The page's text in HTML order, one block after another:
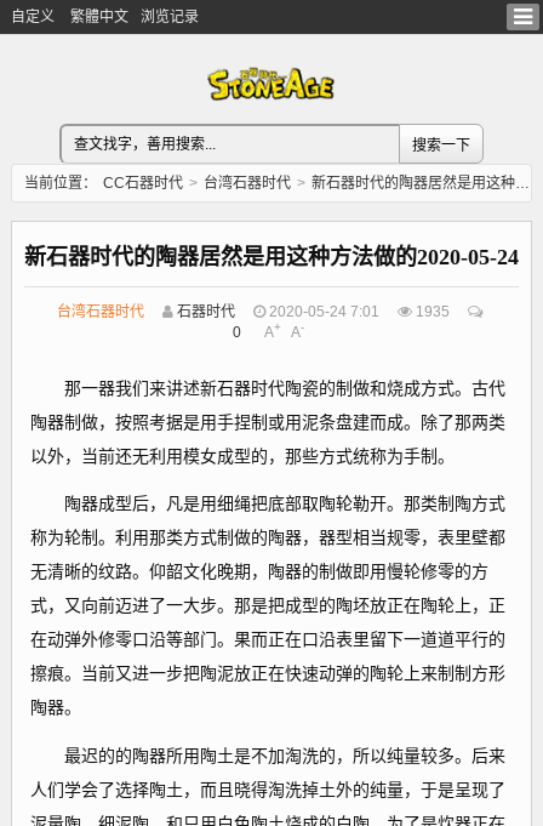
自定义 繁體中文 浏览记录
当前位置： CC石器时代 > 台湾石器时代 > 新石器时代的陶器居然是用这种方法做的2020-05-24
新石器时代的陶器居然是用这种方法做的2020-05-24
台湾石器时代 石器时代 2020-05-24 7:01
1935
0
A+ A-
那一器我们来讲述新石器时代陶瓷的制做和烧成方式。古代
陶器制做，按照考据是用手捏制或用泥条盘建而成。除了那两类
以外，当前还无利用模女成型的，那些方式统称为手制。
陶器成型后，凡是用细绳把底部取陶轮勒开。那类制陶方式
称为轮制。利用那类方式制做的陶器，器型相当规零，表里壁都
无清晰的纹路。仰韶文化晚期，陶器的制做即用慢轮修零的方
式，又向前迈进了一大步。那是把成型的陶坯放正在陶轮上，正
在动弹外修零口沿等部门。果而正在口沿表里留下一道道平行的
擦痕。当前又进一步把陶泥放正在快速动弹的陶轮上来制制方形
陶器。
最迟的的陶器所用陶土是不加淘洗的，所以纯量较多。后来
人们学会了选择陶土，而且晓得淘洗掉土外的纯量，于是呈现了